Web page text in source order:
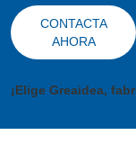
CONTACTA
AHORA
¡Elige Greaidea,